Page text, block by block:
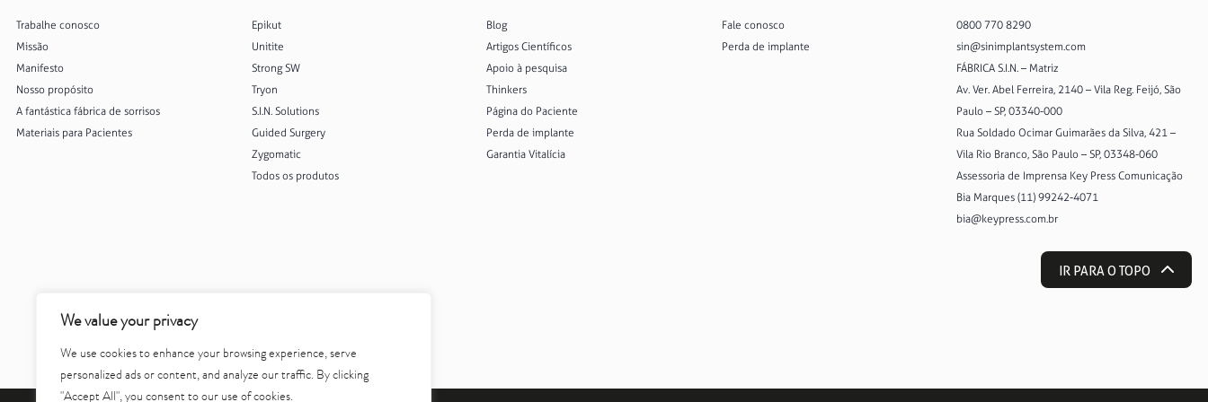
We value your privacy
We use cookies to enhance your browsing experience, serve
personalized ads or content, and analyze our traffic. By clicking
"Accept All", you consent to our use of cookies.
Trabalhe conosco
Missão
Manifesto
Nosso propósito
A fantástica fábrica de sorrisos
Materiais para Pacientes
Epikut
Unitite
Strong SW
Tryon
S.I.N. Solutions
Guided Surgery
Zygomatic
Todos os produtos
Blog
Artigos Científicos
Apoio à pesquisa
Thinkers
Página do Paciente
Perda de implante
Garantia Vitalícia
Fale conosco
Perda de implante
0800 770 8290
sin@sinimplantsystem.com
FÁBRICA S.I.N. – Matriz
Av. Ver. Abel Ferreira, 2140 – Vila Reg. Feijó, São
Paulo – SP, 03340-000
Rua Soldado Ocimar Guimarães da Silva, 421 –
Vila Rio Branco, São Paulo – SP, 03348-060
Assessoria de Imprensa Key Press Comunicação
Bia Marques (11) 99242-4071
bia@keypress.com.br
IR PARA O TOPO